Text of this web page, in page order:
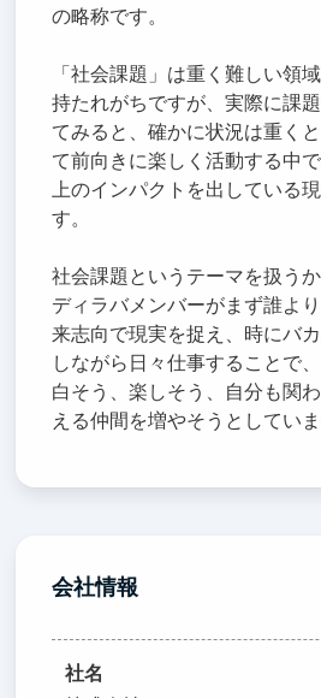
の略称です。
「社会課題」は重く難しい領
持たれがちですが、実際に課
てみると、確かに状況は重く
て前向きに楽しく活動する中
上のインパクトを出している
す。
社会課題というテーマを扱う
ディラバメンバーがまず誰よ
来志向で現実を捉え、時にバ
しながら日々仕事することで
白そう、楽しそう、自分も関
える仲間を増やそうとしていま
会社情報
社名